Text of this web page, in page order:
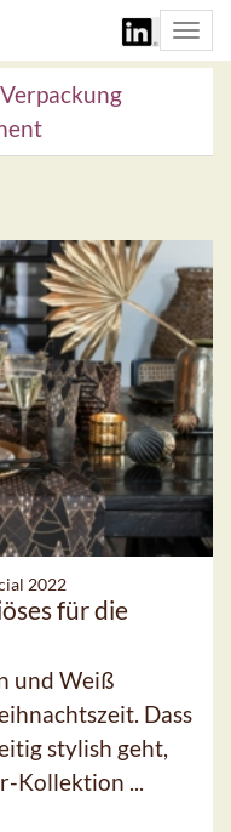
Verpackung
2022
für die
und Weiß
Dass
stylish geht,
Kollektion ...